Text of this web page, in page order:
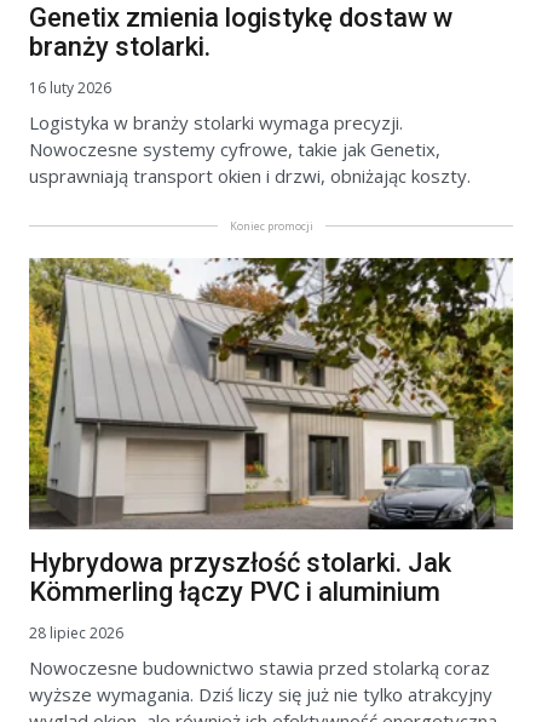
Genetix zmienia logistykę dostaw w
branży stolarki.
16 luty 2026
Logistyka w branży stolarki wymaga precyzji.
Nowoczesne systemy cyfrowe, takie jak Genetix,
usprawniają transport okien i drzwi, obniżając koszty.
Koniec promocji
Hybrydowa przyszłość stolarki. Jak
Kömmerling łączy PVC i aluminium
28 lipiec 2026
Nowoczesne budownictwo stawia przed stolarką coraz
wyższe wymagania. Dziś liczy się już nie tylko atrakcyjny